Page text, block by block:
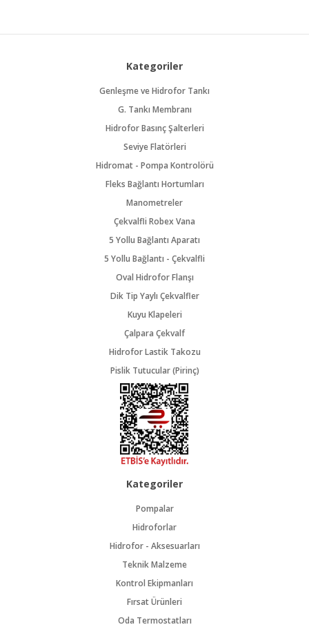
Kategoriler
Genleşme ve Hidrofor Tankı
G. Tankı Membranı
Hidrofor Basınç Şalterleri
Seviye Flatörleri
Hidromat - Pompa Kontrolörü
Fleks Bağlantı Hortumları
Manometreler
Çekvalfli Robex Vana
5 Yollu Bağlantı Aparatı
5 Yollu Bağlantı - Çekvalfli
Oval Hidrofor Flanşı
Dik Tip Yaylı Çekvalfler
Kuyu Klapeleri
Çalpara Çekvalf
Hidrofor Lastik Takozu
Pislik Tutucular (Pirinç)
Kategoriler
Pompalar
Hidroforlar
Hidrofor - Aksesuarları
Teknik Malzeme
Kontrol Ekipmanları
Fırsat Ürünleri
Oda Termostatları